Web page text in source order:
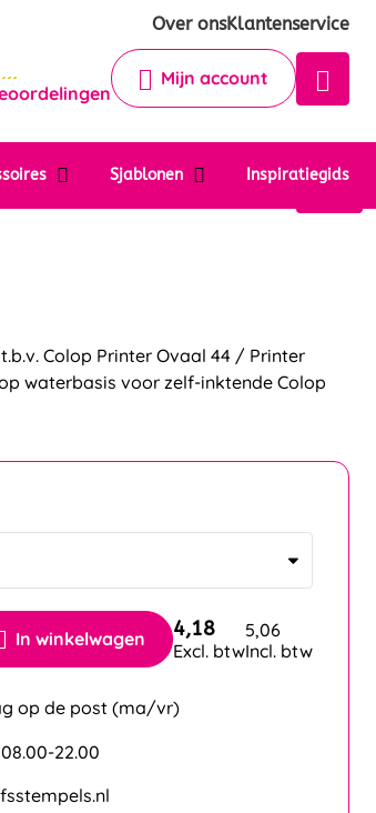
Over onsKlantenservice
Mijn account
Sjablonen Inspiratiegids
Krijg een antwoord op uw vraag
Chat 24/7 met onze chatbot voor
Contact
Colop Printer Ovaal 44 / Printer
waterbasis voor zelf-inktende Colop
In winkelwagen 4,18
Excl. btw
5,06
Incl. btw
op de post (ma/vr)
22.00